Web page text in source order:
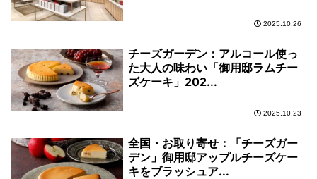
2025.10.26
チーズガーデン：アルコール使っ
た大人の味わい「御用邸ラムチー
ズケーキ」202...
2025.10.23
全国・お取り寄せ：「チーズガー
デン」御用邸アップルチーズケー
キをブラッシュア...